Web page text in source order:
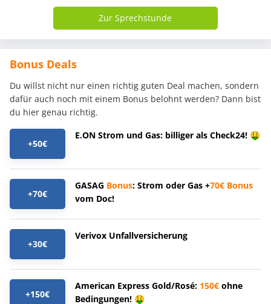
Zur Sprechstunde
Bonus Deals
Du willst nicht nur einen richtig guten Deal machen, sondern
dafür auch noch mit einem Bonus belohnt werden? Dann bist
du hier genau richtig.
+50€
E.ON Strom und Gas: billiger als Check24! 🤑
+70€
GASAG Bonus: Strom oder Gas +70€ Bonus
vom Doc!
+30€
Verivox Unfallversicherung
+150€
American Express Gold/Rosé: 150€ ohne
Bedingungen! 🤑